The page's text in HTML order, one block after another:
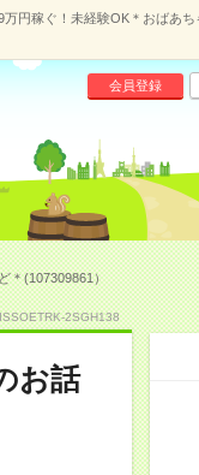
万円稼ぐ！未経験OK＊おばあ
会員登録
＊(107309861）
2SGH138
お話